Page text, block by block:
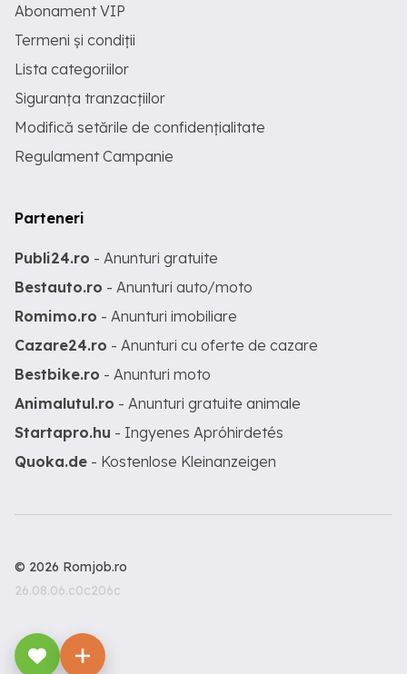
Abonament VIP
Termeni și condiții
Lista categoriilor
Siguranța tranzacțiilor
Modifică setările de confidențialitate
Regulament Campanie
Parteneri
Publi24.ro - Anunturi gratuite
Bestauto.ro - Anunturi auto/moto
Romimo.ro - Anunturi imobiliare
Cazare24.ro - Anunturi cu oferte de cazare
Bestbike.ro - Anunturi moto
Animalutul.ro - Anunturi gratuite animale
Startapro.hu - Ingyenes Apróhirdetés
Quoka.de - Kostenlose Kleinanzeigen
© 2026 Romjob.ro
26.08.06.c0c206c